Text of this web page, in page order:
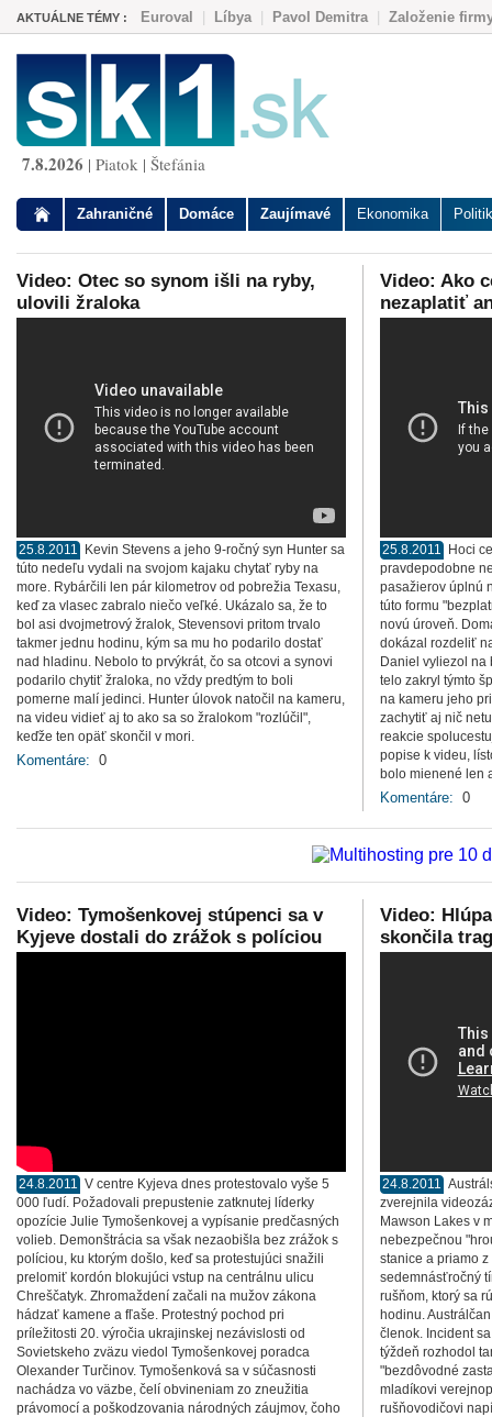
AKTUÁLNE TÉMY : Euroval Líbya| Pavol Demitra| Založenie
7.8.2026 | Piatok | Štefánia
Zahraničné Domáce Zaujímavé Ekonomika
Video: Otec so synom išli na ryby,
ulovili žraloka
25.8.2011
Kevin Stevens a jeho 9-ročný syn Hunter sa
túto nedeľu vydali na svojom kajaku chytať ryby na
more. Rybárčili len pár kilometrov od pobrežia Texasu,
keď za vlasec zabralo niečo veľké. Ukázalo sa, že to
bol asi dvojmetrový žralok, Stevensovi pritom trvalo
takmer jednu hodinu, kým sa mu ho podarilo dostať
nad hladinu. Nebolo to prvýkrát, čo sa otcovi a synovi
podarilo chytiť žraloka, no vždy predtým to boli
pomerne malí jedinci. Hunter úlovok natočil na kameru,
na videu vidieť aj to ako sa so žralokom "rozlúčil",
keďže ten opäť skončil v mori.
Komentáre: 0
Video: Ako
nezaplatiť
25.8.2011
Hoci
pravdepodobne
pasažierov úplnú
túto formu
novú úroveň.
dokázal rozdeliť
Daniel vyliezol na
telo zakryl týmto
na kameru jeho
zachytiť aj nič
reakcie
popise k videu,
bolo mienené len
Komentáre: 0
Video: Tymošenkovej stúpenci sa v
Kyjeve dostali do zrážok s políciou
24.8.2011 V centre Kyjeva dnes protestovalo vyše 5
000 ľudí. Požadovali prepustenie zatknutej líderky
opozície Julie Tymošenkovej a vypísanie predčasných
volieb. Demonštrácia sa však nezaobišla bez zrážok s
políciou, ku ktorým došlo, keď sa protestujúci snažili
prelomiť kordón blokujúci vstup na centrálnu ulicu
Chreščatyk. Zhromaždení začali na mužov zákona
hádzať kamene a fľaše. Protestný pochod pri
príležitosti 20. výročia ukrajinskej nezávislosti od
Sovietskeho zväzu viedol Tymošenkovej poradca
Olexander Turčinov. Tymošenková sa v súčasnosti
nachádza vo väzbe, čelí obvineniam zo zneužitia
právomocí a poškodzovania národných záujmov, čoho
Video:
skončila
24.8.2011
zverejnila
Mawson Lakes v
nebezpečnou
stanice a priamo
sedemnásťročný
rušňom, ktorý sa
hodinu.
členok. Incident
týždeň rozhodol
"bezdôvodné
mladíkovi
rušňovodičovi